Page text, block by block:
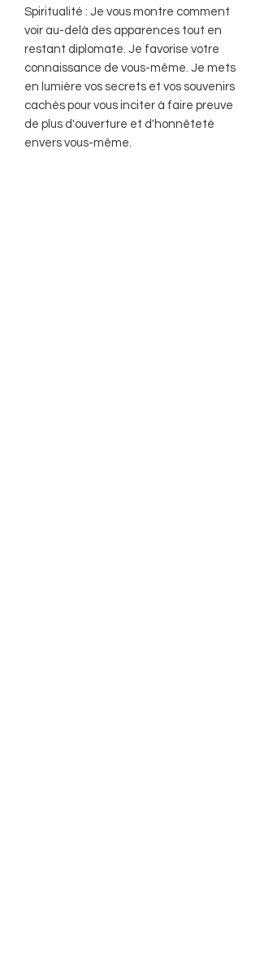
Spiritualité : Je vous montre comment
voir au-delà des apparences tout en
restant diplomate. Je favorise votre
connaissance de vous-même. Je mets
en lumière vos secrets et vos souvenirs
cachés pour vous inciter à faire preuve
de plus d'ouverture et d'honnêteté
envers vous-même.